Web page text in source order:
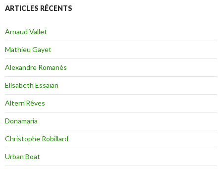
ARTICLES RÉCENTS
Arnaud Vallet
Mathieu Gayet
Alexandre Romanès
Elisabeth Essaïan
Altern’Rêves
Donamaria
Christophe Robillard
Urban Boat